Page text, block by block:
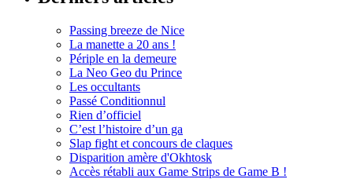
Passing breeze de Nice
La manette a 20 ans !
Périple en la demeure
La Neo Geo du Prince
Les occultants
Passé Conditionnul
Rien d’officiel
C’est l’histoire d’un ga
Slap fight et concours de claques
Disparition amère d'Okhtosk
Accès rétabli aux Game Strips de Game B !